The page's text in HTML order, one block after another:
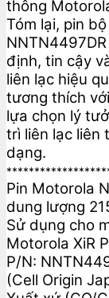
thông
Tóm lại, pin
định, tin cậy
liên lạc hiệu
tương thích
lựa chọn lý
trì liên lạc liên
dạng.
Pin Motorola
dung lượng
Sử dụng cho
Motorola XiR
P/N:
(Cell Origin